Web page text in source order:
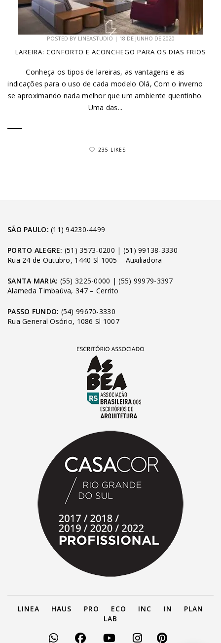
POSTED BY LINEASTUDIO | 18 DE JUNHO DE 2020
LAREIRA: CONFORTO E ACONCHEGO PARA OS DIAS FRIOS
Conheça os tipos de lareiras, as vantagens e as
indicações para o uso de cada modelo Olá, Com o inverno
se aproximando nada melhor que um ambiente quentinho.
Uma das...
235 LIKES
SÃO PAULO:(11) 94230-4499
PORTO ALEGRE: (51) 3573-0200 | (51) 99138-3330
Rua 24 de Outubro, 1440 Sl 1005 – Auxiliadora
SANTA MARIA: (55) 3225-0000 |(55) 99979-3397
Alameda Timbaúva, 347 – Cerrito
PASSO FUNDO: (54) 99670-3330
Rua General Osório, 1086 Sl 1007
LINEA HAUS PRO ECO INC IN
PLAN
LAB